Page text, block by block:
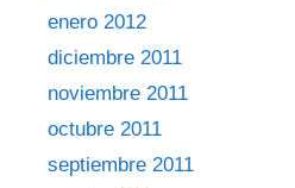
enero 2012
diciembre 2011
noviembre 2011
octubre 2011
septiembre 2011